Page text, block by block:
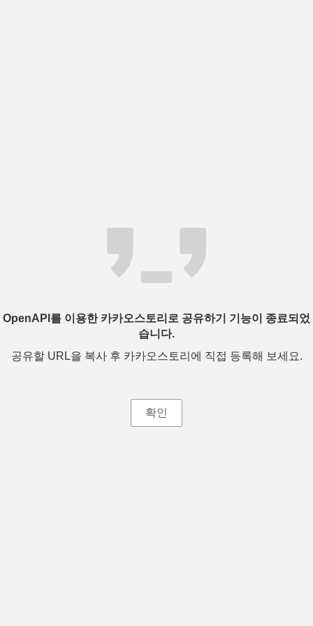
OpenAPI를 이용한 카카오스토리로 공유하기 기능이 종료되었
습니다.
공유할 URL을 복사 후 카카오스토리에 직접 등록해 보세요.
확인